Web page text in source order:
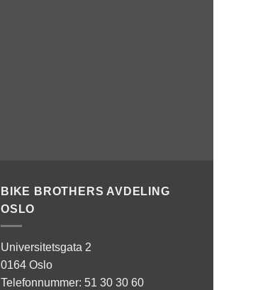
BIKE BROTHERS AVDELING
OSLO
Universitetsgata 2
0164 Oslo
Telefonnummer: 51 30 30 60